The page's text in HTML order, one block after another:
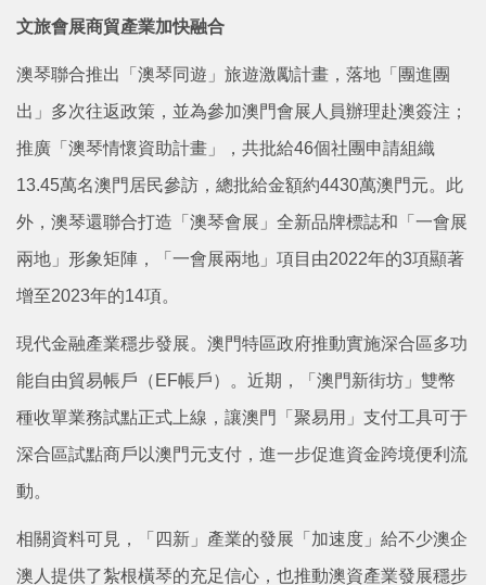
文旅會展商貿產業加快融合
澳琴聯合推出「澳琴同遊」旅遊激勵計畫，落地「團進團
出」多次往返政策，並為參加澳門會展人員辦理赴澳簽注；
推廣「澳琴情懷資助計畫」，共批給46個社團申請組織
13.45萬名澳門居民參訪，總批給金額約4430萬澳門元。此
外，澳琴還聯合打造「澳琴會展」全新品牌標誌和「一會展
兩地」形象矩陣，「一會展兩地」項目由2022年的3項顯著
增至2023年的14項。
現代金融產業穩步發展。澳門特區政府推動實施深合區多功
能自由貿易帳戶（EF帳戶）。近期，「澳門新街坊」雙幣
種收單業務試點正式上線，讓澳門「聚易用」支付工具可于
深合區試點商戶以澳門元支付，進一步促進資金跨境便利流
動。
相關資料可見，「四新」產業的發展「加速度」給不少澳企
澳人提供了紮根橫琴的充足信心，也推動澳資產業發展穩步